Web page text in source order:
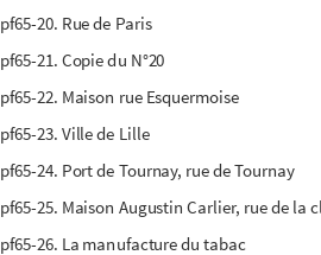
pf65-20. Rue de Paris
pf65-21. Copie du N°20
pf65-22. Maison rue Esquermoise
pf65-23. Ville de Lille
pf65-24. Port de Tournay, rue de Tournay
pf65-25. Maison Augustin Carlier, rue de la
pf65-26. La manufacture du tabac